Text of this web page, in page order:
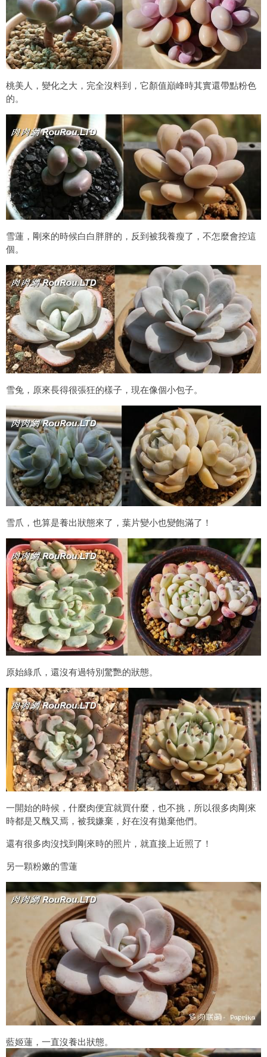
桃美人，變化之大，完全沒料到，它顏值巔峰時其實還帶點粉色
的。
雪蓮，剛來的時候白白胖胖的，反到被我養瘦了，不怎麼會控這
個。
雪兔，原來長得很張狂的樣子，現在像個小包子。
雪爪，也算是養出狀態來了，葉片變小也變飽滿了！
原始綠爪，還沒有過特別驚艷的狀態。
一開始的時候，什麼肉便宜就買什麼，也不挑，所以很多肉剛來
時都是又醜又焉，被我嫌棄，好在沒有拋棄他們。
還有很多肉沒找到剛來時的照片，就直接上近照了！
另一顆粉嫩的雪蓮
藍姬蓮，一直沒養出狀態。